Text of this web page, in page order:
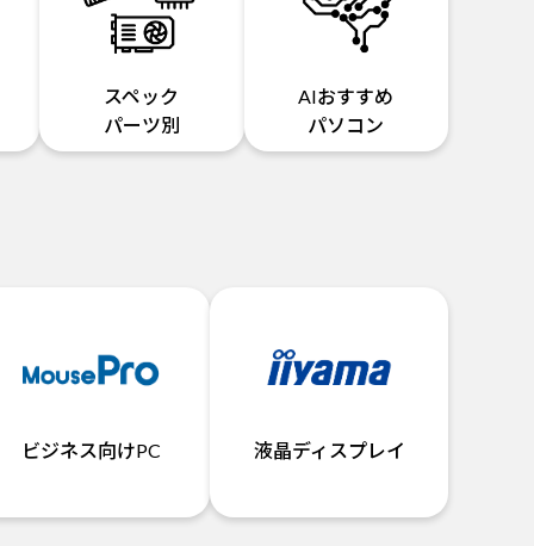
スペック
パーツ別
AIおすすめ
パソコン
ビジネス向けPC 液晶ディスプレイ